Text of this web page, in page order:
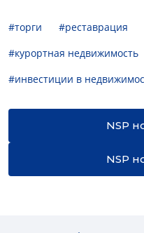
#торги #реставрация
#курортная недвижимость
#инвестиции в
NSP
NSP